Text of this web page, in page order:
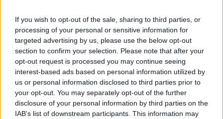
If you wish to opt-out of the sale, sharing to third parties, or
processing of your personal or sensitive information for
targeted advertising by us, please use the below opt-out
section to confirm your selection. Please note that after your
opt-out request is processed you may continue seeing
interest-based ads based on personal information utilized by
us or personal information disclosed to third parties prior to
your opt-out. You may separately opt-out of the further
disclosure of your personal information by third parties on the
IAB’s list of downstream participants. This information may
Minka 11. rész
T. szereti a fiatal lányokat 14. rész